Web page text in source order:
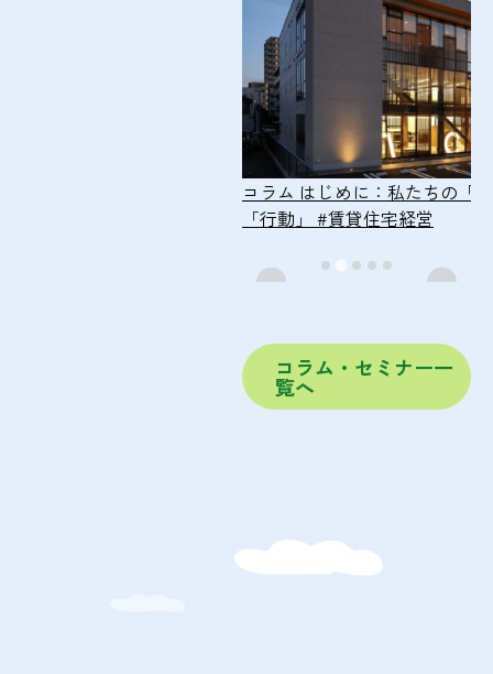
セミナー【9月27日開催
#賃貸住宅経営#相続
コラム・セミナー一
覧へ